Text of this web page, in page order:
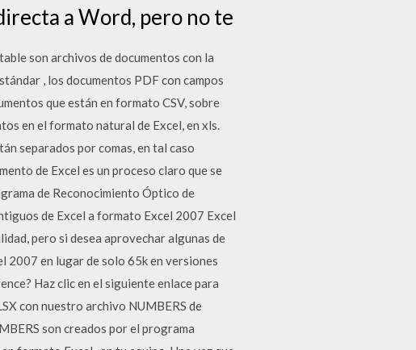
a Word, pero no te
son archivos de documentos con la
, los documentos PDF con campos
que están en formato CSV, sobre
en el formato natural de Excel, en xls.
separados por comas, en tal caso
de Excel es un proceso claro que se
de Reconocimiento Óptico de
de Excel a formato Excel 2007 Excel
pero si desea aprovechar algunas de
2007 en lugar de solo 65k en versiones
Haz clic en el siguiente enlace para
con nuestro archivo NUMBERS de
son creados por el programa